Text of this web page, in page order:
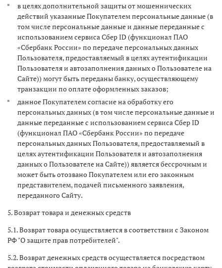
в целях дополнительной защиты от мошеннических
действий указанные Покупателем персональные данные (в
том числе персональные данные и данные переданные с
использованием сервиса Сбер ID (функционал ПАО
«Сбербанк России» по передаче персональных данных
Пользователя, предоставляемый в целях аутентификации
Пользователя и автозаполнения данных о Пользователе на
Сайте)) могут быть переданы банку, осуществляющему
транзакции по оплате оформленных заказов;
данное Покупателем согласие на обработку его
персональных данных (в том числе персональные данные и
данные переданные с использованием сервиса Сбер ID
(функционал ПАО «Сбербанк России» по передаче
персональных данных Пользователя, предоставляемый в
целях аутентификации Пользователя и автозаполнения
данных о Пользователе на Сайте)) является бессрочным и
может быть отозвано Покупателем или его законным
представителем, подачей письменного заявления,
переданного Сайту.
5. Возврат товара и денежных средств
5.1. Возврат товара осуществляется в соответствии с Законом
РФ "О защите прав потребителей".
5.2. Возврат денежных средств осуществляется посредством